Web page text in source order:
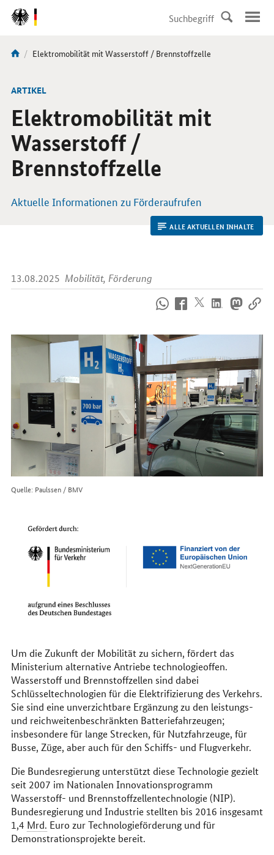
DirektZu:
Navigation
Sie
hier:
Aktuelle
Elektromobilität mit Wasserstoff / Brennstoffzelle
ARTIKEL
Elektromobilität mit
Wasserstoff /
Brennstoffzelle
Aktuelle Informationen zu Förderaufrufen
ALLE AKTUELLEN INHALTE
13.08.2025 Mobilität, Förderung
uns
im
Quelle: Paulssen / BMV
Um die Zukunft der Mobilität zu sichern, fördert das
Ministerium alternative Antriebe technologieoffen.
Wasserstoff und Brennstoffzellen sind dabei
Schlüsseltechnologien für die Elektrifizierung des Verkehrs.
Sie sind eine unverzichtbare Ergänzung zu den leistungs-
und reichweitenbeschränkten Batteriefahrzeugen;
insbesondere für lange Strecken, für Nutzfahrzeuge, für
Busse, Züge, aber auch für den Schiffs- und Flugverkehr.
Die Bundesregierung unterstützt diese Technologie gezielt
seit 2007 im Nationalen Innovationsprogramm
Wasserstoff- und Brennstoffzellentechnologie (NIP).
Bundesregierung und Industrie stellten bis 2016 insgesamt
1,4 Mrd. Euro zur Technologieförderung und für
Demonstrationsprojekte bereit.